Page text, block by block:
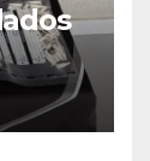
Pó”